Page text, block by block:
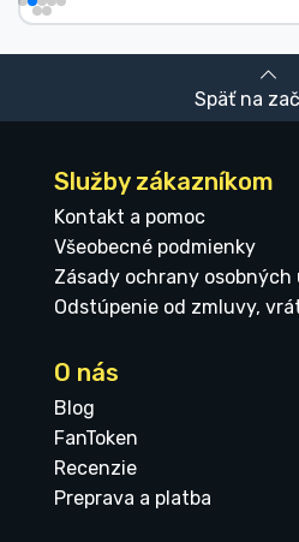
Späť na
Služby zákazníkom
Kontakt a pomoc
Všeobecné podmienky
Zásady ochrany osobných
Odstúpenie od zmluvy,
O nás
Blog
FanToken
Recenzie
Preprava a platba